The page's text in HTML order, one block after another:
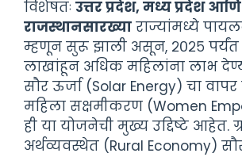
विशेषतः उत्तर प्रदेश, मध्य प्रदेश आणि
राजस्थानसारख्या राज्यांमध्ये
म्हणून सुरू झाली असून, २०२५
लाखांहून अधिक महिलांना लाभ
सौर ऊर्जा (Solar Energy) चा
महिला सक्षमीकरण (Women
ही या योजनेची मुख्य उद्दिष्टे आहेत.
अर्थव्यवस्थेत (Rural Economy) सौर